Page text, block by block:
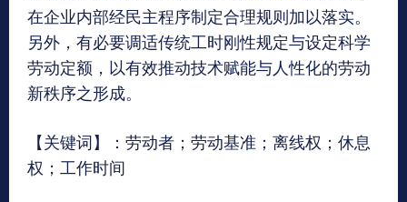
在企业内部经民主程序制定合理规则加以落实。
另外，有必要调适传统工时刚性规定与设定科学
劳动定额，以有效推动技术赋能与人性化的劳动
新秩序之形成。
【关键词】：劳动者；劳动基准；离线权；休息
权；工作时间